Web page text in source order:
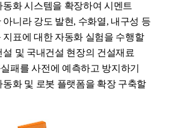
화 시스템을 확장하여 시멘트
니라 강도 발현, 수화열, 내구성 등
표에 대한 자동화 실험을 수행할
및 국내건설 현장의 건설재료
패를 사전에 예측하고 방지하기
화 및 로봇 플랫폼을 확장 구축할